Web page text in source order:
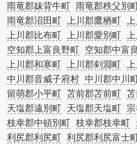
雨竜郡妹背牛町 雨竜郡秩父別
雨竜郡沼田町 上川郡鷹栖町
上川郡比布町 上川郡愛別町
空知郡上富良野町 空知郡中富
上川郡和寒町 上川郡剣淵町
中川郡音威子府村 中川郡中川
留萌郡小平町 苫前郡苫前町
天塩郡遠別町 天塩郡天塩町
枝幸郡中頓別町 枝幸郡枝幸町
利尻郡利尻町 利尻郡利尻富士